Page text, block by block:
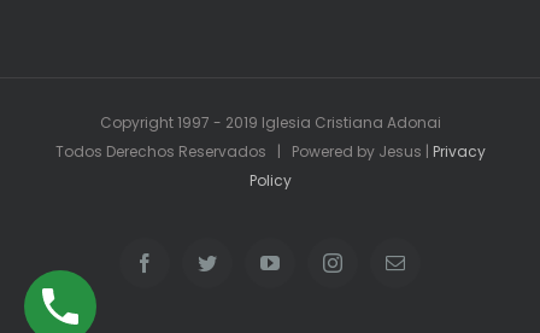
Copyright 1997 - 2019 Iglesia Cristiana Adonai
Todos Derechos Reservados | Powered by Jesus | Privacy
Policy
FacebookTwitter YouTubeInstagramEmail